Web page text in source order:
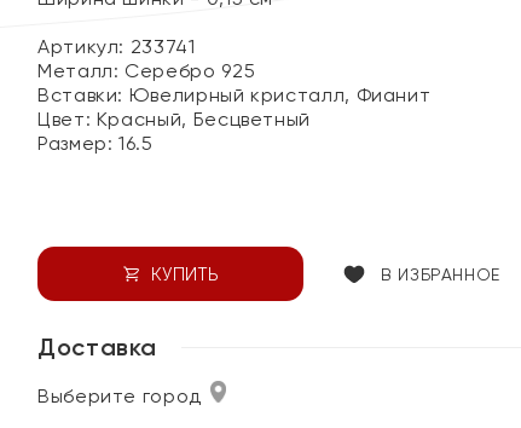
Артикул: 233741
Металл: Серебро 925
Вставки: Ювелирный кристалл, Фианит
Цвет: Красный, Бесцветный
Размер:16.5
КУПИТЬ В ИЗБРАННОЕ
Доставка
Выберите город